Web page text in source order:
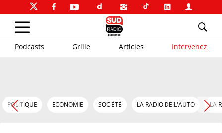
Podcasts Grille Articles Intervenez
POLITIQUE ECONOMIE SOCIÉTÉ LA RADIO DE L'AUTO LA